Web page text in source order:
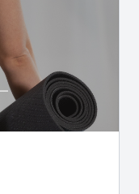
werden
eigener